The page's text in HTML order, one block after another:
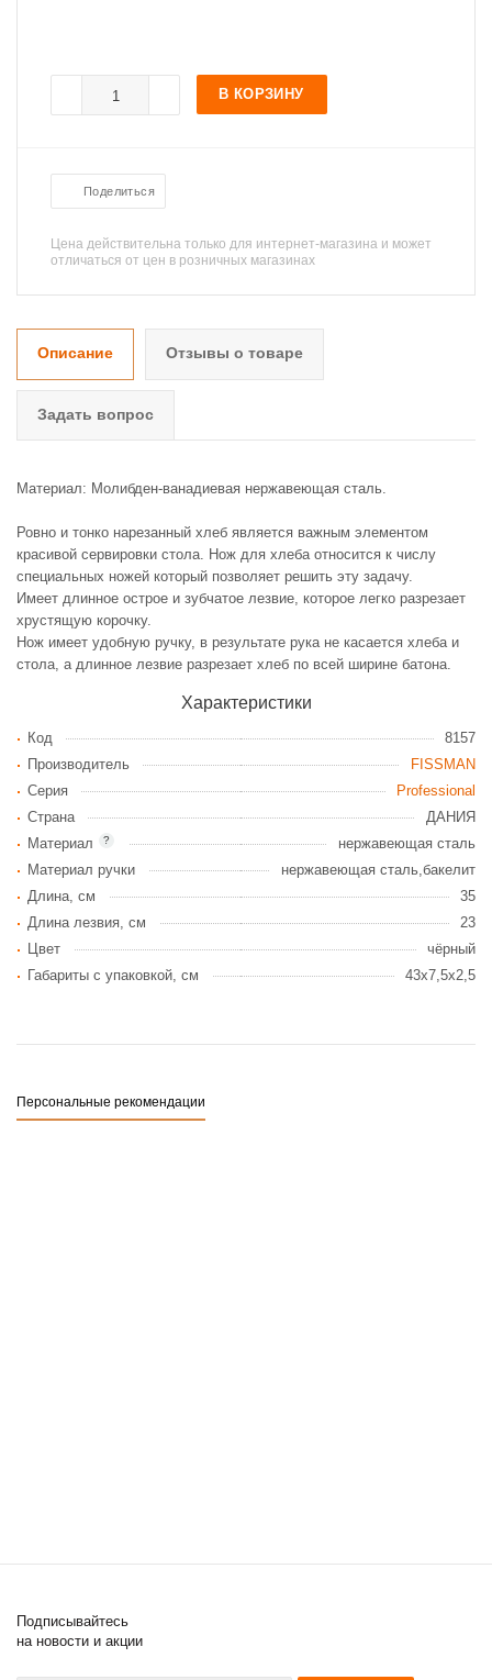
В КОРЗИНУ
Поделиться
Цена действительна только для интернет-магазина и может
отличаться от цен в розничных магазинах
Описание Отзывы о товаре
Задать вопрос
Материал: Молибден-ванадиевая нержавеющая сталь.
Ровно и тонко нарезанный хлеб является важным элементом
красивой сервировки стола. Нож для хлеба относится к числу
специальных ножей который позволяет решить эту задачу.
Имеет длинное острое и зубчатое лезвие, которое легко разрезает
хрустящую корочку.
Нож имеет удобную ручку, в результате рука не касается хлеба и
стола, а длинное лезвие разрезает хлеб по всей ширине батона.
Характеристики
Код
8157
Производитель
FISSMAN
Серия
Professional
Страна
ДАНИЯ
?
Материал
нержавеющая сталь
Материал ручки
нержавеющая сталь,бакелит
Длина, см
35
Длина лезвия, см
23
Цвет
чёрный
Габариты c упаковкой, см
43x7,5x2,5
Персональные рекомендации
Подписывайтесь
на новости и акции